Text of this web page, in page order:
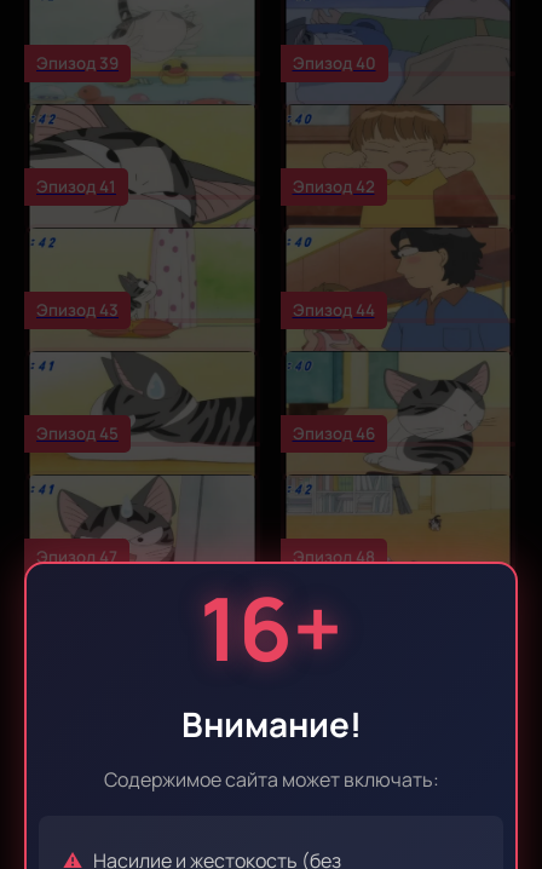
16+
Внимание!
Содержимое сайта может включать:
Насилие и жестокость (без
Эпизод 39 Эпизод 40
Эпизод 41 Эпизод 42
Эпизод 43 Эпизод 44
Эпизод 45 Эпизод 46
Эпизод 47 Эпизод 48